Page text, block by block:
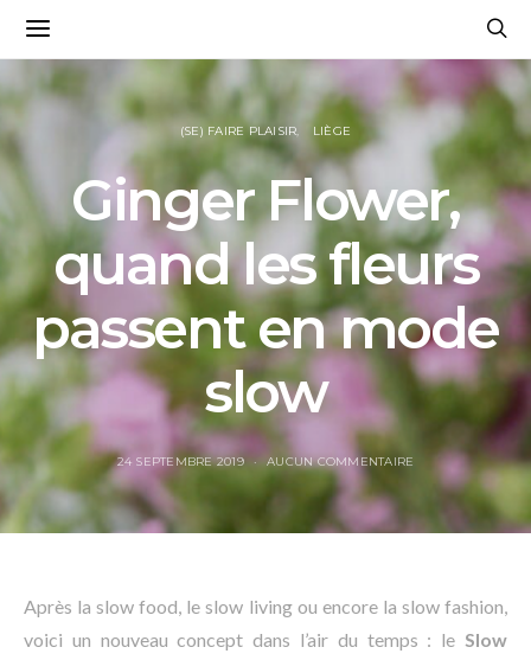
(SE) FAIRE PLAISIR LIÈGE
Ginger Flower,
quand les fleurs
passent en mode
slow
24 SEPTEMBRE 2019 AUCUN COMMENTAIRE
Après la slow food, le slow living ou encore la slow fashion,
voici un nouveau concept dans l’air du temps : le Slow